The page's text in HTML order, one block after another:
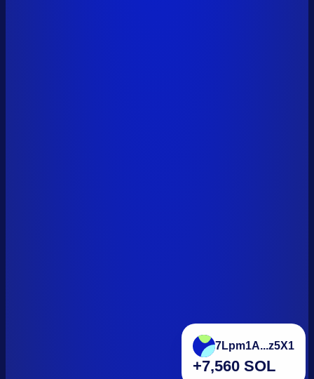
7Lpm1A...z5X1
+7,560 SOL